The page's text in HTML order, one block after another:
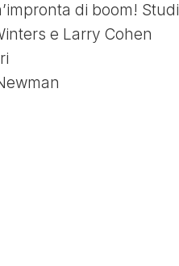
di boom! Studi
e Larry Cohen